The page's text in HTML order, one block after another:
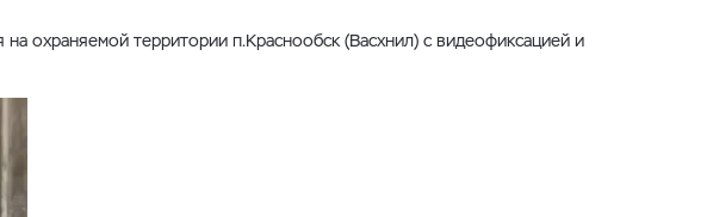
охраняемой территории п.Краснообск (Васхнил) с видеофиксацией и